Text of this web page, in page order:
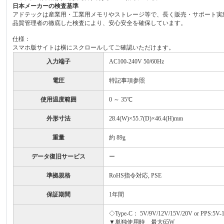
日本メーカーの検査基準
アドテックは産業用・工業用メモリやストレージ等で、長く販売・サポート実
品質管理者の徹底した検査により、安心安全を確保しています。
仕様：
スマホ版サイトは横にスクロールしてご確認いただけます。
入力端子
AC100-240V 50/60Hz
電圧 特記事項参照
使用温度範囲 0 ～ 35℃
外形寸法 28.4(W)×55.7(D)×46.4(H)mm
重量 約 89g
データ復旧サービス ー
準拠規格 RoHS指令対応, PSE
保証期間 1年間
◇Type-C： 5V/9V/12V/15V/20V or PPS:5V-
▼単独使用時 最大65W